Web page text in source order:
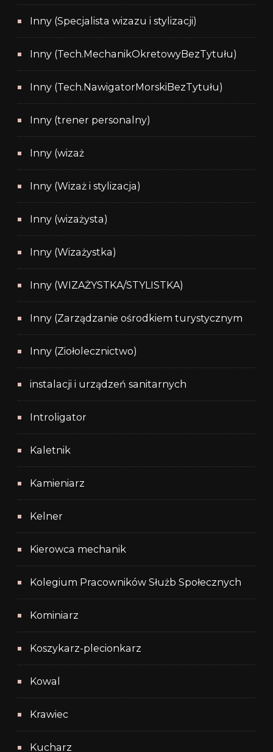
Inny (Specjalista wizazu i stylizacji)
Inny (Tech.MechanikOkretowyBezTytułu)
Inny (Tech.NawigatorMorskiBezTytułu)
Inny (trener personalny)
Inny (wizaż
Inny (Wizaż i stylizacja)
Inny (wizażysta)
Inny (Wizażystka)
Inny (WIZAŻYSTKA/STYLISTKA)
Inny (Zarządzanie ośrodkiem turystycznym
Inny (Ziołolecznictwo)
instalacji i urządzeń sanitarnych
Introligator
Kaletnik
Kamieniarz
Kelner
Kierowca mechanik
Kolegium Pracowników Służb Społecznych
Kominiarz
Koszykarz-plecionkarz
Kowal
Krawiec
Kucharz